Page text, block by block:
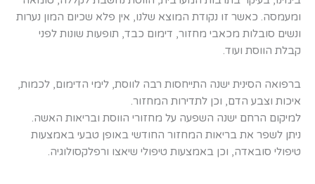
ומעמסה. כאשר זו נקודת המוצא שלנו, אין פלא שכיום המון נערות
ונשים סובלות מכאבי מחזור, דימום כבד, תופעות שונות לפני
קבלת הווסת ועוד.
ברפואה הסינית ישנה התייחסות רבה לווסת, לימי הדימום, לכמות,
איכות וצבע הדם, וכן לתדירות המחזור.
למיקום הרחם ישנה השפעה על מחזורי הווסת ובריאות האשה.
ניתן לשפר את בריאות המחזור החודשי באופן טבעי באמצעות
טיפולי סובאדה, וכן באמצעות טיפולי שיאצו ורפלקסולוגיה.